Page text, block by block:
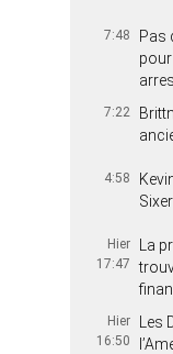
7:48
Pas
7:22
4:58
Hier
17:47
La
Hier
16:50